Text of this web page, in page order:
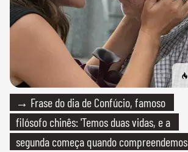
→ Frase do dia de Confúcio, famoso
filósofo chinês: 'Temos duas vidas, e a
segunda começa quando compreendemos